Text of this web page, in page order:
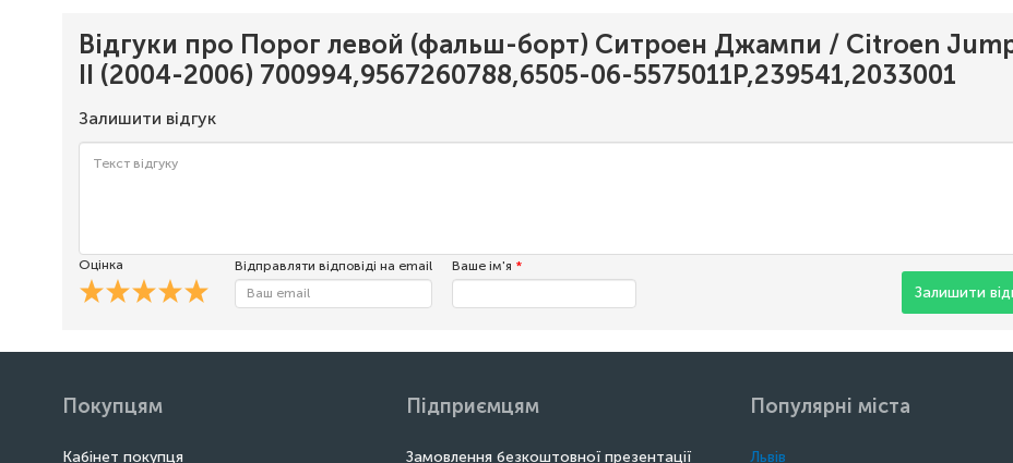
Відгуки про Порог левой (фальш-борт) Ситроен Джампи / Citroen
II (2004-2006) 700994,9567260788,6505-06-5575011P,239541,2033001
Залишити відгук
Оцінка Відправляти відповіді на email Ваше ім'я *
Залишити
Покупцям
Кабінет покупця
Підприємцям
Замовлення безкоштовної презентації
Популярні міста
Львів